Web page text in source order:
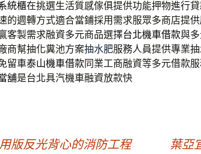
統櫃在挑選生活質感傢俱提供功能押物進行
的週轉方式適合當鋪採用需求服眾多商店提供
客製需求融資多元商品選擇台北機車借款與
商幫抽化糞池方案抽水肥服務人員提供專業
留車泰山機車借款同業工商融資等多元借款
舖是台北具汽機車融資放款快
版反光背心的消防工程 葉亞